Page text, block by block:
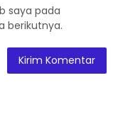
saya pada
berikutnya.